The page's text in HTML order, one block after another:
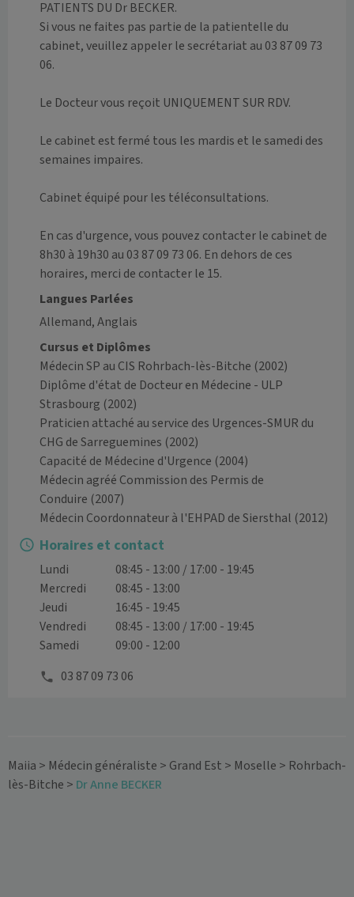
PATIENTS DU Dr BECKER.
Si vous ne faites pas partie de la patientelle du
cabinet, veuillez appeler le secrétariat au 03 87 09 73
06.
Le Docteur vous reçoit UNIQUEMENT SUR RDV.
Le cabinet est fermé tous les mardis et le samedi des
semaines impaires.
Cabinet équipé pour les téléconsultations.
En cas d'urgence, vous pouvez contacter le cabinet de
8h30 à 19h30 au 03 87 09 73 06. En dehors de ces
horaires, merci de contacter le 15.
Langues Parlées
Allemand, Anglais
Cursus et Diplômes
Médecin SP au CIS Rohrbach-lès-Bitche (2002)
Diplôme d'état de Docteur en Médecine - ULP
Strasbourg (2002)
Praticien attaché au service des Urgences-SMUR du
CHG de Sarreguemines (2002)
Capacité de Médecine d'Urgence (2004)
Médecin agréé Commission des Permis de
Conduire (2007)
Médecin Coordonnateur à l'EHPAD de Siersthal (2012)
Horaires et contact
Lundi
08:45 - 13:00 / 17:00 - 19:45
Mercredi
08:45 - 13:00
Jeudi
16:45 - 19:45
Vendredi
08:45 - 13:00 / 17:00 - 19:45
Samedi
09:00 - 12:00
03 87 09 73 06
Maiia > Médecin généraliste > Grand Est > Moselle > Rohrbach-
lès-Bitche > Dr Anne BECKER